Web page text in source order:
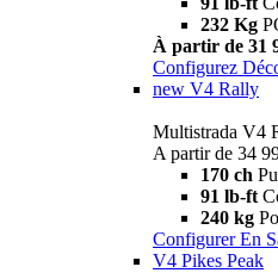
232 Kg
À partir de 31
Configurez
new V4 Rally
Multistrada V4
A partir de 34
170 ch
91 lb-ft
240 kg
Configurer En
V4 Pikes Peak